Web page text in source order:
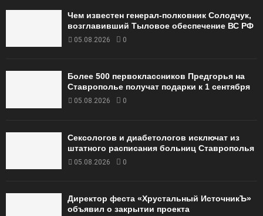
Чем известен генерал-полковник Солодчук,
возглавивший Тыловое обеспечение ВС РФ
05.08.2026 0
Более 500 первоклассников Предгорья на
Ставрополье получат подарки к 1 сентября
05.08.2026 0
Сексологов и диабетологов исключат из
штатного расписания больниц Ставрополья
05.08.2026 0
Директор феста «Хрустальный ИсточникЪ»
объявил о закрытии проекта